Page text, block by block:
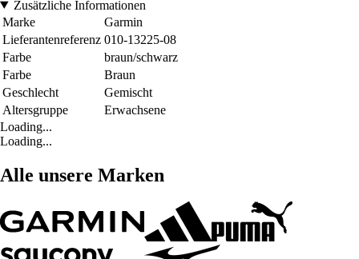
Zusätzliche Informationen
Marke
Garmin
Lieferantenreferenz 010-13225-08
Farbe
braun/schwarz
Farbe
Braun
Geschlecht
Gemischt
Altersgruppe
Erwachsene
Loading...
Loading...
Alle unsere Marken